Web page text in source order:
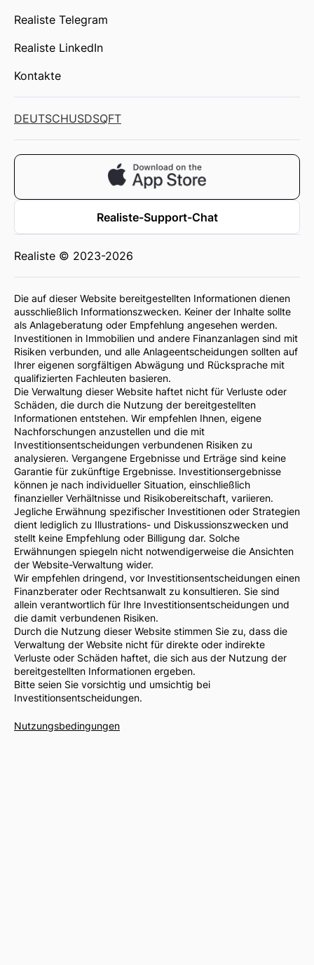
Realiste Telegram
Realiste LinkedIn
Kontakte
DEUTSCHUSDSQFT
Realiste-Support-Chat
Realiste © 2023-2026
Die auf dieser Website bereitgestellten Informationen dienen
ausschließlich Informationszwecken. Keiner der Inhalte sollte
als Anlageberatung oder Empfehlung angesehen werden.
Investitionen in Immobilien und andere Finanzanlagen sind mit
Risiken verbunden, und alle Anlageentscheidungen sollten auf
Ihrer eigenen sorgfältigen Abwägung und Rücksprache mit
qualifizierten Fachleuten basieren.
Die Verwaltung dieser Website haftet nicht für Verluste oder
Schäden, die durch die Nutzung der bereitgestellten
Informationen entstehen. Wir empfehlen Ihnen, eigene
Nachforschungen anzustellen und die mit
Investitionsentscheidungen verbundenen Risiken zu
analysieren. Vergangene Ergebnisse und Erträge sind keine
Garantie für zukünftige Ergebnisse. Investitionsergebnisse
können je nach individueller Situation, einschließlich
finanzieller Verhältnisse und Risikobereitschaft, variieren.
Jegliche Erwähnung spezifischer Investitionen oder Strategien
dient lediglich zu Illustrations- und Diskussionszwecken und
stellt keine Empfehlung oder Billigung dar. Solche
Erwähnungen spiegeln nicht notwendigerweise die Ansichten
der Website-Verwaltung wider.
Wir empfehlen dringend, vor Investitionsentscheidungen einen
Finanzberater oder Rechtsanwalt zu konsultieren. Sie sind
allein verantwortlich für Ihre Investitionsentscheidungen und
die damit verbundenen Risiken.
Durch die Nutzung dieser Website stimmen Sie zu, dass die
Verwaltung der Website nicht für direkte oder indirekte
Verluste oder Schäden haftet, die sich aus der Nutzung der
bereitgestellten Informationen ergeben.
Bitte seien Sie vorsichtig und umsichtig bei
Investitionsentscheidungen.
Nutzungsbedingungen